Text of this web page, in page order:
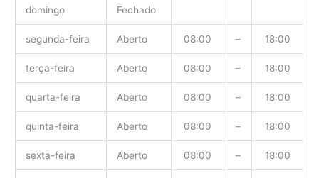
domingo Fechado
segunda-feira Aberto 08:00 – 18:00
terça-feira Aberto 08:00 – 18:00
quarta-feira Aberto 08:00 – 18:00
quinta-feira Aberto 08:00 – 18:00
sexta-feira Aberto 08:00 – 18:00